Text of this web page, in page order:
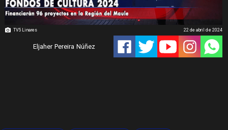
TV5 Linares
Eljaher Pereira Núñez
22 de abril de 2024